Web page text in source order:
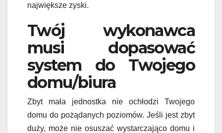
największe zyski.
Twój wykonawca
musi dopasować
system do Twojego
domu/biura
Zbyt mała jednostka nie ochłodzi Twojego
domu do pożądanych poziomów. Jeśli jest zbyt
duży, może nie osuszać wystarczająco domu i